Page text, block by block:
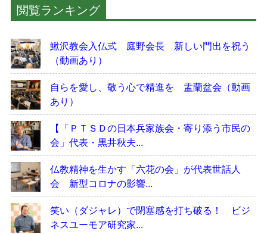
閲覧ランキング
鰍沢教会入仏式 庭野会長 新しい門出を祝う
（動画あり）
自らを愛し、敬う心で精進を 盂蘭盆会（動画
あり）
【「ＰＴＳＤの日本兵家族会・寄り添う市民の
会」代表・黒井秋夫...
仏教精神を生かす「六花の会」が代表世話人
会 新型コロナの影響...
笑い（ダジャレ）で閉塞感を打ち破る！ ビジ
ネスユーモア研究家...